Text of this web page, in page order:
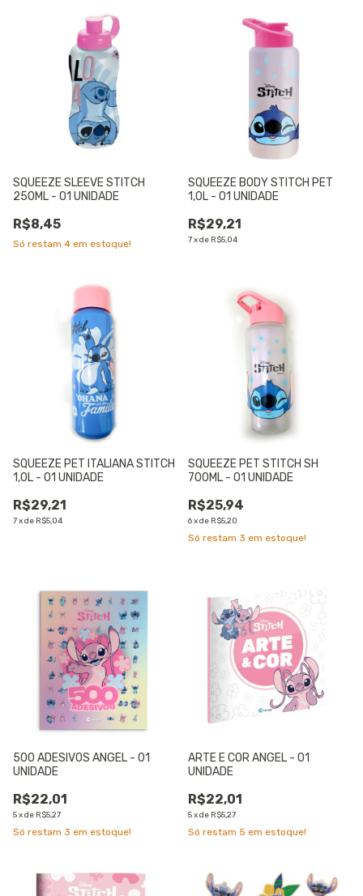
SQUEEZE SLEEVE STITCH
250ML - 01 UNIDADE
R$8,45
Só restam 4 em estoque!
SQUEEZE BODY STITCH PET
1,0L - 01 UNIDADE
R$29,21
7xde R$5,04
SQUEEZE PET ITALIANA STITCH
1,0L - 01 UNIDADE
R$29,21
7xde R$5,04
SQUEEZE PET STITCH SH
700ML - 01 UNIDADE
R$25,94
6xde R$5,20
Só restam 3 em estoque!
500 ADESIVOS ANGEL - 01
UNIDADE
R$22,01
5xde R$5,27
Só restam 3 em estoque!
ARTE E COR ANGEL - 01
UNIDADE
R$22,01
5xde R$5,27
Só restam 5 em estoque!